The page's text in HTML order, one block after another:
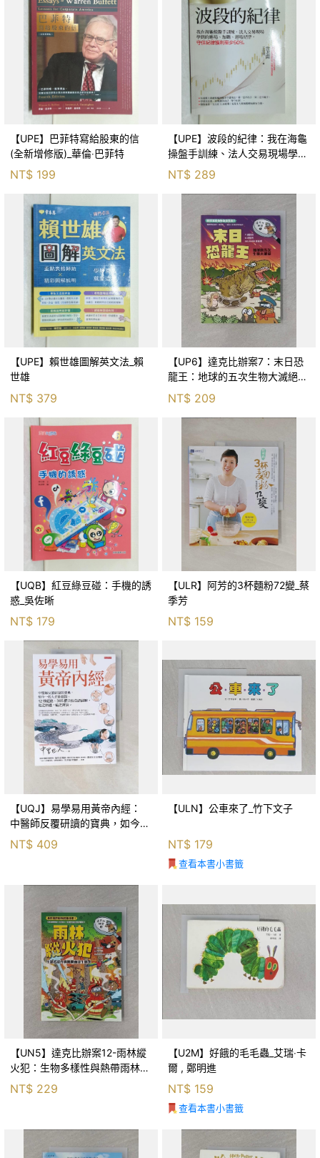
【UPE】巴菲特寫給股東的信
(全新增修版)_華倫‧巴菲特
NT$ 199
【UPE】波段的紀律：我在海龜
操盤手訓練、法人交易現場學到
的進場、加碼、退場紀律，守住
紀律獲利至少50％_雷老闆
NT$ 289
【UPE】賴世雄圖解英文法_賴
世雄
NT$ 379
【UP6】達克比辦案7：末日恐
龍王：地球的五次生物大滅絕_
胡妙芬
NT$ 209
【UQB】紅豆綠豆碰：手機的誘
惑_吳佐晰
NT$ 179
【ULR】阿芳的3杯麵粉72變_蔡
季芳
NT$ 159
【UQJ】易學易用黃帝內經：
中醫師反覆研讀的寶典，如今一
般人也能實踐。12條經絡、365
個穴位白話詳解，經之所過，病
NT$ 409
【ULN】公車來了_竹下文子
NT$ 179
查看本書小書籤
【UN5】達克比辦案12-雨林縱
火犯：生物多樣性與熱帶雨林生
態系_柯智元
NT$ 229
【U2M】好餓的毛毛蟲_艾瑞‧卡
爾 , 鄭明進
NT$ 159
查看本書小書籤